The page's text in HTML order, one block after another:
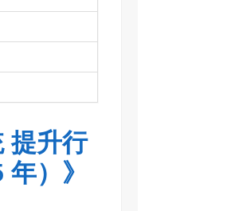
提升行
）》